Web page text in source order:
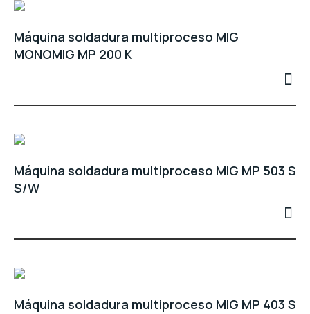
Máquina soldadura multiproceso MIG
MONOMIG MP 200 K
Máquina soldadura multiproceso MIG MP 503 S
S/W
Máquina soldadura multiproceso MIG MP 403 S